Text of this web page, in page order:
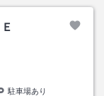
駐車場あり